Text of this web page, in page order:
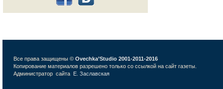
Все права защищены © Ovechka’Studio 2001-2011-2016
Копирование материалов разрешено только со ссылкой на сайт газеты.
Администратор сайта Е. Заславская